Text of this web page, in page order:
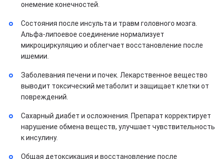
онемение конечностей.
Состояния после инсульта и травм головного мозга.
Альфа-липоевое соединение нормализует
микроциркуляцию и облегчает восстановление после
ишемии.
Заболевания печени и почек. Лекарственное вещество
выводит токсический метаболит и защищает клетки от
повреждений.
Сахарный диабет и осложнения. Препарат корректирует
нарушение обмена веществ, улучшает чувствительность
к инсулину.
Общая детоксикация и восстановление после